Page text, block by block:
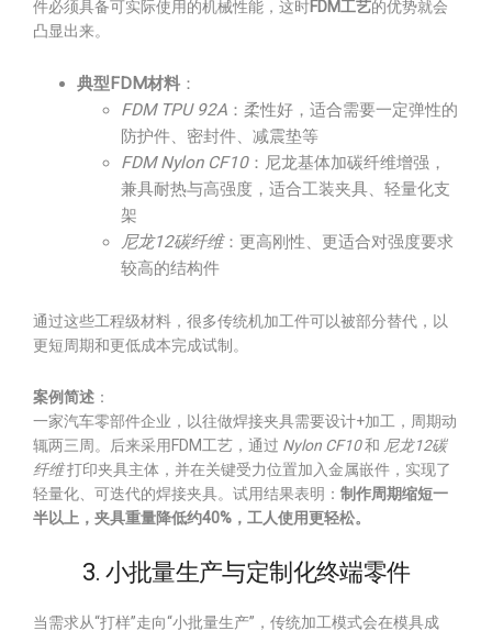
件必须具备可实际使用的机械性能，这时FDM工艺的优势就会
凸显出来。
典型FDM材料 ：
FDM TPU 92A ：柔性好，适合需要一定弹性的
防护件、密封件、减震垫等
FDM Nylon CF10：尼龙基体加碳纤维增强，
兼具耐热与高强度，适合工装夹具、轻量化支
架
尼龙12碳纤维：更高刚性、更适合对强度要求
较高的结构件
通过这些工程级材料，很多传统机加工件可以被部分替代，以
更短周期和更低成本完成试制。
案例简述 ：
一家汽车零部件企业，以往做焊接夹具需要设计+加工，周期动
辄两三周。后来采用FDM工艺，通过 Nylon CF10和 尼龙12碳
纤维打印夹具主体，并在关键受力位置加入金属嵌件，实现了
轻量化、可迭代的焊接夹具。试用结果表明： 制作周期缩短一
半以上，夹具重量降低约40%，工人使用更轻松。
3. 小批量生产与定制化终端零件
当需求从“打样”走向“小批量生产”，传统加工模式会在模具成